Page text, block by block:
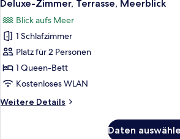
Fotos
für
Deluxe-
Zimmer,
Terrasse,
Meerblick
Deluxe-Zimmer, Terrasse, Meerblick
Blick aufs Meer
1 Schlafzimmer
Platz für 2 Personen
1 Queen-Bett
Kostenloses WLAN
Weitere Details
Weitere
Daten